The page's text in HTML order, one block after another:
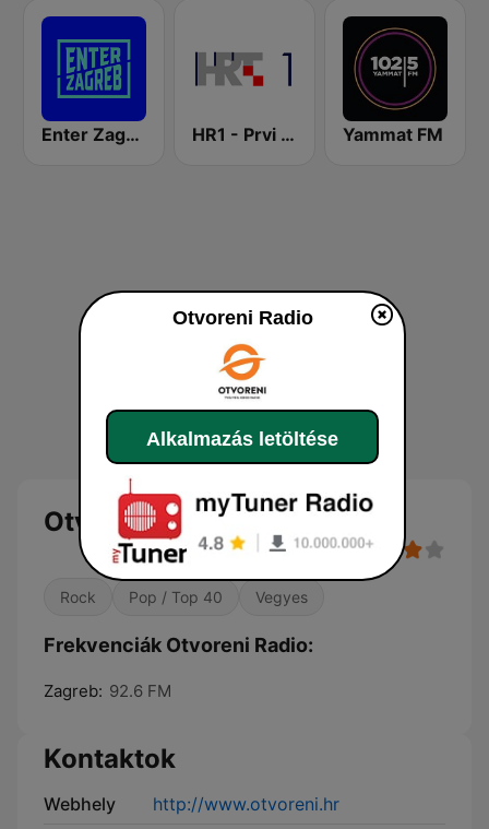
Enter Zagreb HR1 - Prvi program Yammat FM
Otvoreni Radio
Rock Pop / Top 40 Vegyes
Frekvenciák Otvoreni Radio:
Zagreb: 92.6 FM
Kontaktok
Webhely
http://www.otvoreni.hr
Otvoreni Radio
Alkalmazás letöltése